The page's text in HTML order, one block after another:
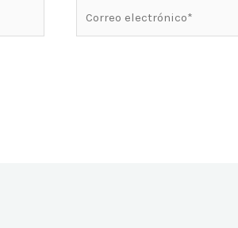
Correo
electrónico*